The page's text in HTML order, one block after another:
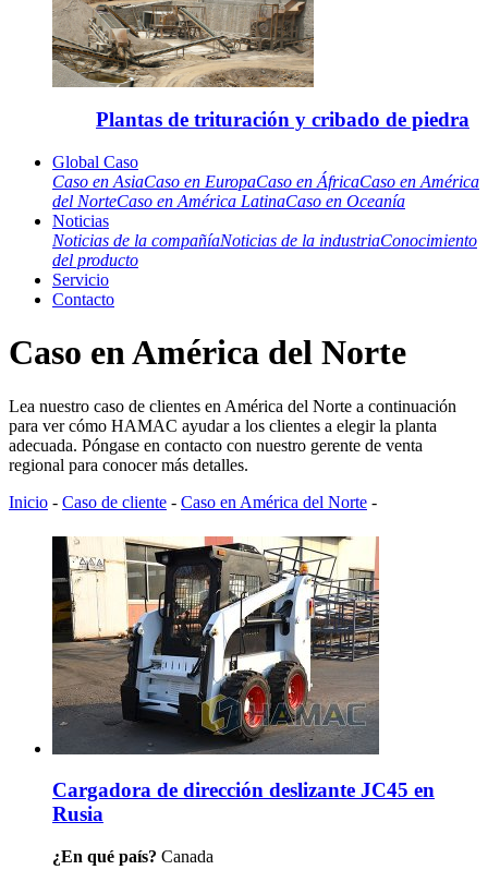
Plantas de trituración y cribado de piedra
Global Caso
Caso en AsiaCaso en EuropaCaso en ÁfricaCaso en América
del NorteCaso en América LatinaCaso en Oceanía
Noticias
Noticias de la compañíaNoticias de la industriaConocimiento
del producto
Servicio
Contacto
Caso en América del Norte
Lea nuestro caso de clientes en América del Norte a continuación
para ver cómo HAMAC ayudar a los clientes a elegir la planta
adecuada. Póngase en contacto con nuestro gerente de venta
regional para conocer más detalles.
Inicio - Caso de cliente - Caso en América del Norte -
Cargadora de dirección deslizante JC45 en
Rusia
¿En qué país? Canada